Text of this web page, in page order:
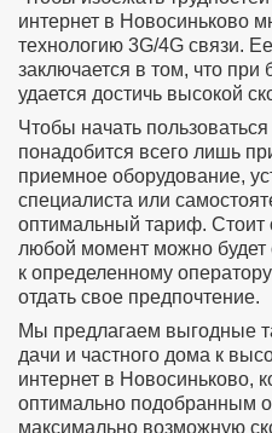
интернет в Новосиньково
технологию 3G/4G связи.
заключается в том, что при
удается достичь высокой
Чтобы начать
понадобится всего лишь
приемное оборудование,
специалиста или
оптимальный тариф. Стоит
любой момент можно
к определенному
отдать свое предпочтение.
Мы предлагаем выгодные
дачи и частного дома к
интернет в Новосиньково,
оптимально подобранным
максимально возможную